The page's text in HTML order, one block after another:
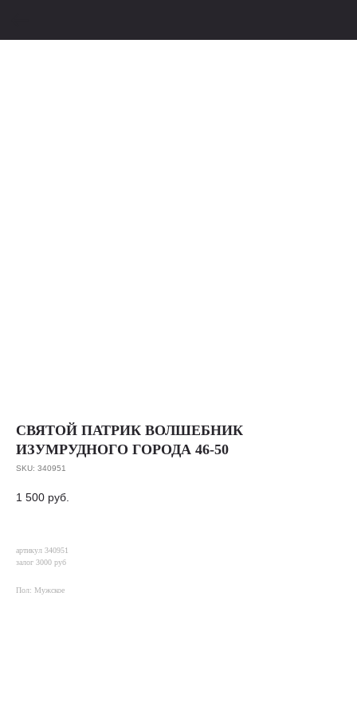
СВЯТОЙ ПАТРИК ВОЛШЕБНИК
ИЗУМРУДНОГО ГОРОДА 46-50
SKU: 340951
1 500 руб.
артикул 340951
залог 3000 руб
Пол: Мужское